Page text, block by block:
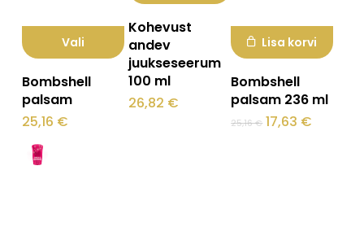
Vali
tootel
on
mitu
varianti.
Bombshell
palsam
25,16 €
Kohevust
andev
juukseseerum
100 ml
26,82 €
Lisa korvi
Bombshell
palsam 236 ml
25,16€ Algne
hind
17,63 €